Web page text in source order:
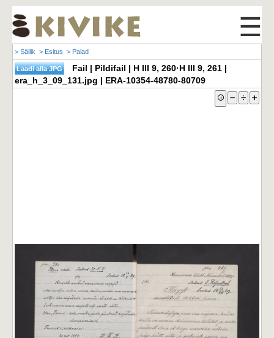
☰
> Säilik > Esitus > Palad
Fail | Pildifail | H III 9, 260·H III 9, 261 |
era_h_3_09_131.jpg | ERA-10354-48780-80709